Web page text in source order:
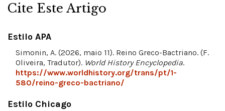
Cite Este Artigo
Estilo APA
Simonin, A. (2026, maio 11). Reino Greco-Bactriano. (F.
Oliveira, Tradutor). World History Encyclopedia.
https://www.worldhistory.org/trans/pt/1-
580/reino-greco-bactriano/
Estilo Chicago